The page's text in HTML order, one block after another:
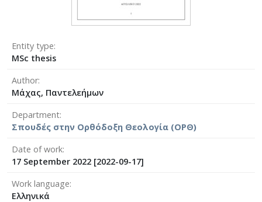
Entity type
MSc thesis
Author
Μάχας, Παντελεήμων
Department
Σπουδές στην Ορθόδοξη Θεολογία (ΟΡΘ)
Date of work
17 September 2022 [2022-09-17]
Work language
Ελληνικά